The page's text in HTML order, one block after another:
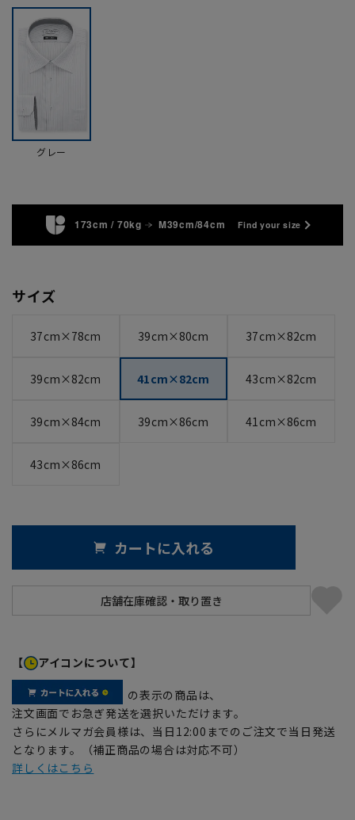
グレー
173cm / 70kg M39cm/84cm Find your size
サイズ
37cm×78cm 39cm×80cm 37cm×82cm
39cm×82cm 41cm×82cm 43cm×82cm
39cm×84cm 39cm×86cm 41cm×86cm
43cm×86cm
カートに入れる
【 アイコンについて】
の表示の商品は、
注文画面でお急ぎ発送を選択いただけます。
さらにメルマガ会員様は、当日12:00までのご注文で当日発送
となります。（補正商品の場合は対応不可）
詳しくはこちら